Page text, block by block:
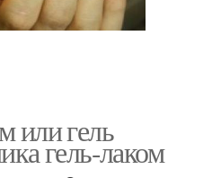
или гель
гель-лаком